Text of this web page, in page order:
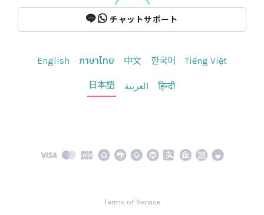
チャットサポート
English ภาษาไทย 中文 한국어 Tiếng Việt
日本語 العربية हिन्दी
Terms of Service